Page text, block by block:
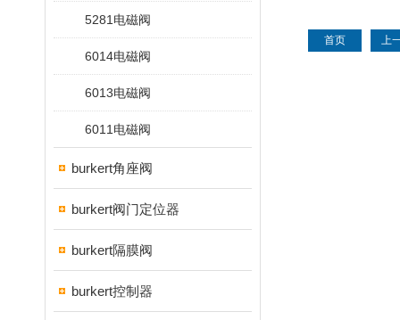
5281电磁阀
6014电磁阀
6013电磁阀
6011电磁阀
burkert角座阀
burkert阀门定位器
burkert隔膜阀
burkert控制器
首页 上